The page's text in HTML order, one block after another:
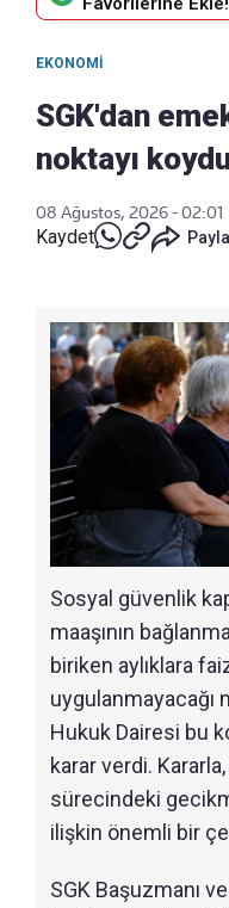
EKONOMI
SGK'dan
noktayı
08 Ağustos, 2026 - 02:01
Kaydet
Sosyal güvenlik
maaşının
biriken aylıklara
uygulanmayacağı
Hukuk Dairesi bu
karar verdi.
sürecindeki
ilişkin önemli bir
SGK Başuzmanı